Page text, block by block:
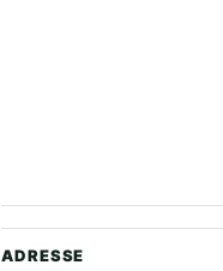
ADRESSE